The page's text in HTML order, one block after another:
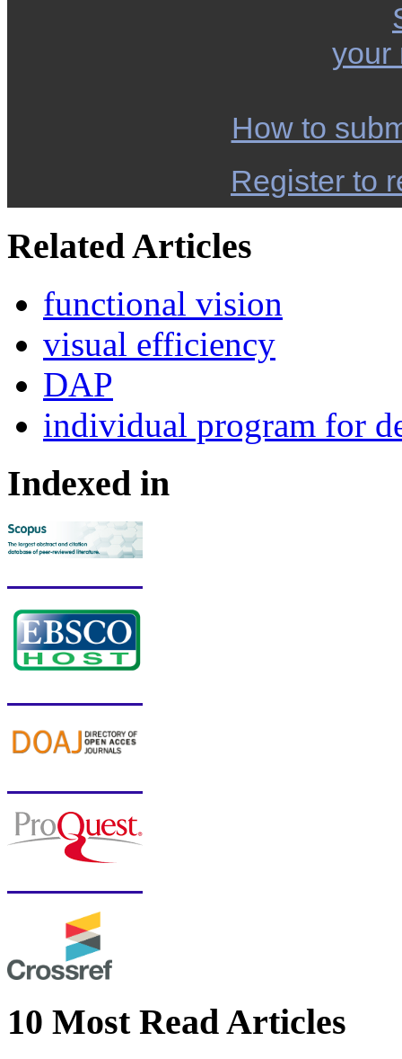
your
How to
Register to
Related Articles
functional vision
visual efficiency
DAP
individual program for
Indexed in
10 Most Read Articles